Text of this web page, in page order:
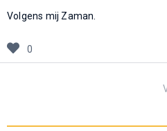
Volgens mij Zaman.
0